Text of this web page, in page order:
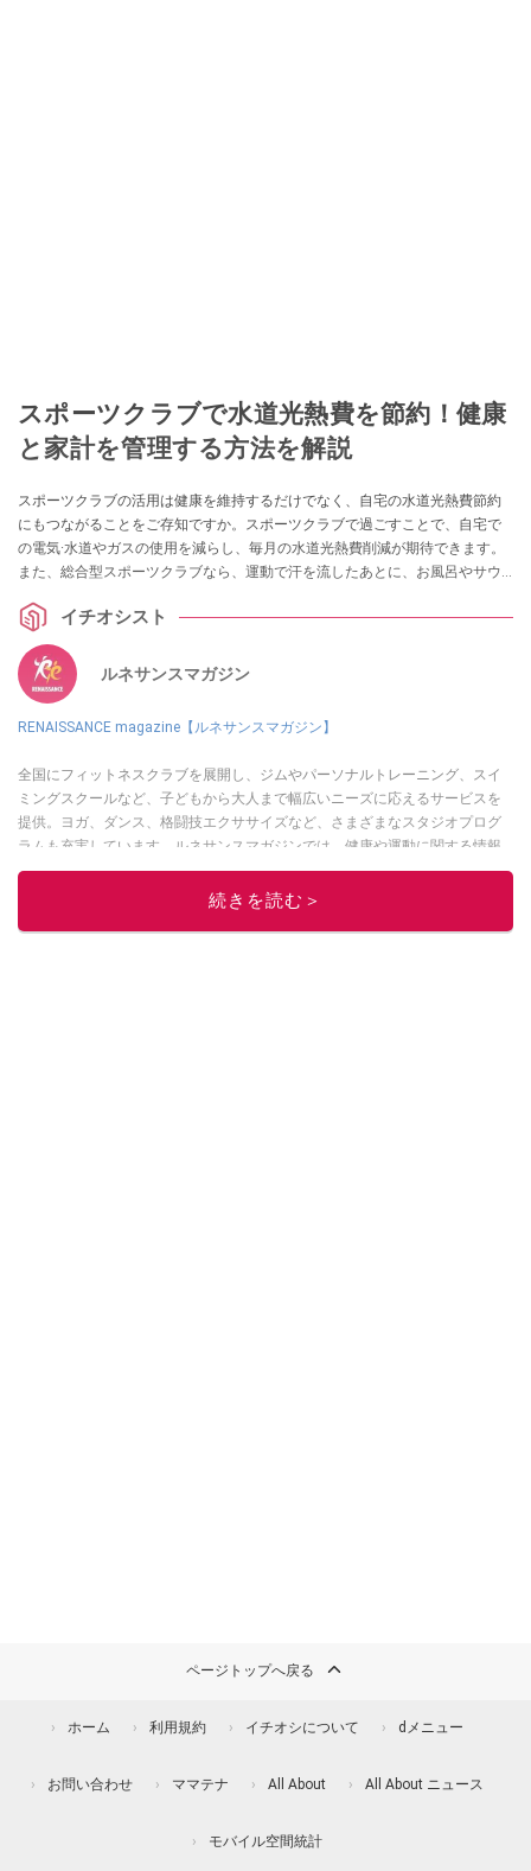
スポーツクラブで水道光熱費を節約！健康
と家計を管理する方法を解説
スポーツクラブの活用は健康を維持するだけでなく、自宅の水道光熱費節約
にもつながることをご存知ですか。スポーツクラブで過ごすことで、自宅で
の電気·水道やガスの使用を減らし、毎月の水道光熱費削減が期待できます。
また、総合型スポーツクラブなら、運動で汗を流したあとに、お風呂やサウ
がら家計も賢く管理する方法を説明します。スポーツクラブを活用して、
日々の生活をさらに充実させてください。
イチオシスト
ルネサンスマガジン
RENAISSANCE magazine【ルネサンスマガジン】
全国にフィットネスクラブを展開し、ジムやパーソナルトレーニング、スイ
ミングスクールなど、子どもから大人まで幅広いニーズに応えるサービスを
提供。ヨガ、ダンス、格闘技エクササイズなど、さまざまなスタジオプログ
ラムも充実しています。ルネサンスマガジンでは、健康や運動に関する情報
を配信中。
このイチオシストの他の記事を読む
続きを読む＞
ページトップへ戻る
ホーム 利用規約 イチオシについて dメニュー
お問い合わせ ママテナ All About All About ニュース
モバイル空間統計